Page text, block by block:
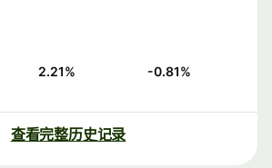
2.21% -0.81%
查看完整历史记录